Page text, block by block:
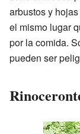
arbustos y
el mismo lugar
por la comida.
pueden ser